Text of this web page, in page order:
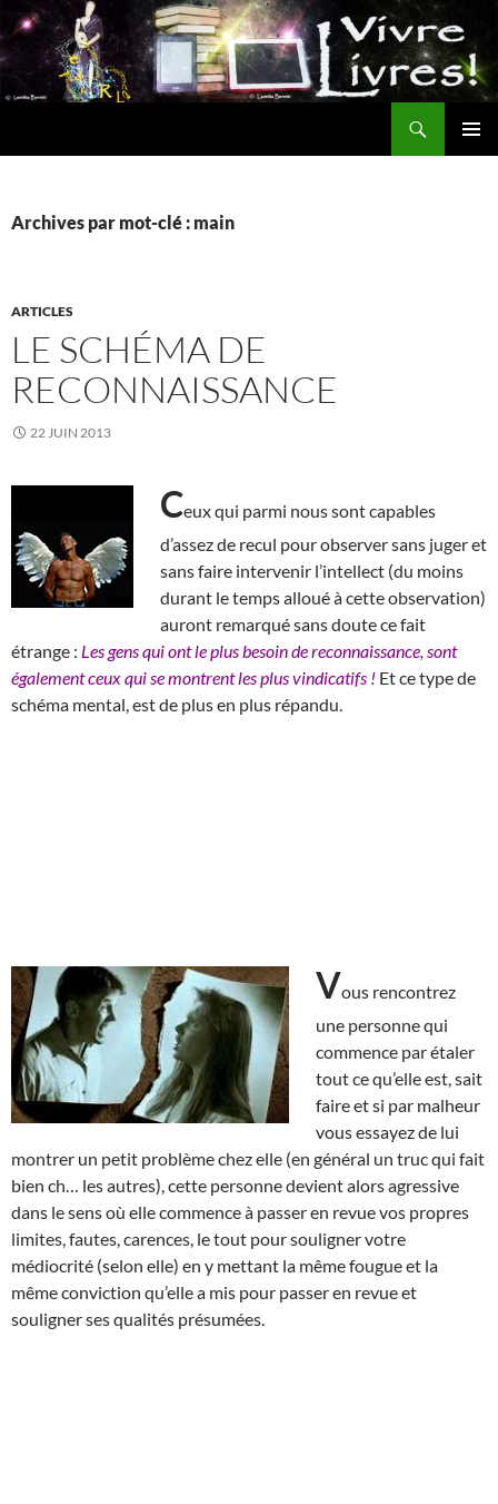
Aller
au
contenu
Archives par mot-clé : main
ARTICLES
LE SCHÉMA DE
RECONNAISSANCE
22 JUIN 2013
Ceux qui parmi nous sont capables
d’assez de recul pour observer sans juger et
sans faire intervenir l’intellect (du moins
durant le temps alloué à cette observation)
auront remarqué sans doute ce fait
étrange : Les gens qui ont le plus besoin de reconnaissance, sont
également ceux qui se montrent les plus vindicatifs ! Et ce type de
schéma mental, est de plus en plus répandu.
Vous rencontrez
une personne qui
commence par étaler
tout ce qu’elle est, sait
faire et si par malheur
vous essayez de lui
montrer un petit problème chez elle (en général un truc qui fait
bien ch… les autres), cette personne devient alors agressive
dans le sens où elle commence à passer en revue vos propres
limites, fautes, carences, le tout pour souligner votre
médiocrité (selon elle) en y mettant la même fougue et la
même conviction qu’elle a mis pour passer en revue et
souligner ses qualités présumées.